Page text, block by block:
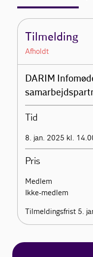
Tilmelding
Afholdt
DARIM
Tid
8. jan. 2025 kl.
Pris
Medlem
Ikke-medlem
Tilmeldingsfrist 5.